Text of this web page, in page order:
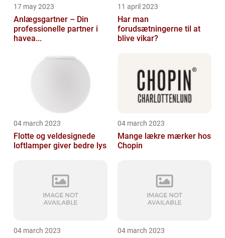
17 may 2023
Anlægsgartner – Din
professionelle partner i
havea...
11 april 2023
Har man
forudsætningerne til at
blive vikar?
04 march 2023
Flotte og veldesignede
loftlamper giver bedre lys
04 march 2023
Mange lækre mærker hos
Chopin
04 march 2023 04 march 2023